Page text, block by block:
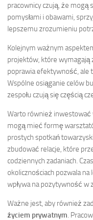
pracownicy czują, że mogą
pomysłami i obawami,
lepszemu zrozumieniu
Kolejnym ważnym
projektów, które wymagają
poprawia efektywność, ale
Wspólne osiąganie celów
zespołu czują się częścią
Warto również inwestować
mogą mieć formę
prostych spotkań
zbudować relacje, które
codziennych zadaniach.
okolicznościach pozwala
wpływa na pozytywność w
Ważne jest, aby również
życiem prywatnym.